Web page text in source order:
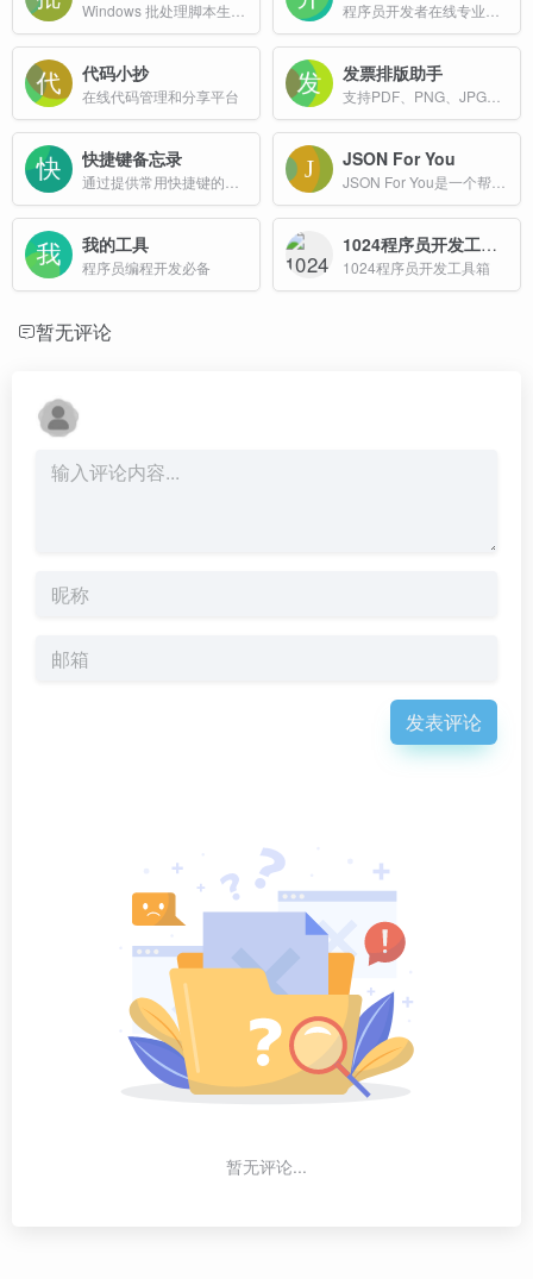
代码小抄
在线代码管理和分享平台
发票排版助手
快捷键备忘录 JSON For You
我的工具
程序员编程开发必备
1024程序员开发工具箱
1024程序员开发工具箱
暂无评论
发表评论
暂无评论...